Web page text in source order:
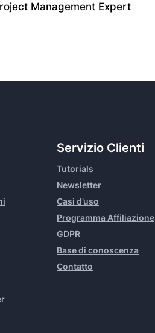
Management Expert
Servizio Clienti
Tutorials
Newsletter
Casi d’uso
Programma Affiliazione
GDPR
Base di conoscenza
Contatto